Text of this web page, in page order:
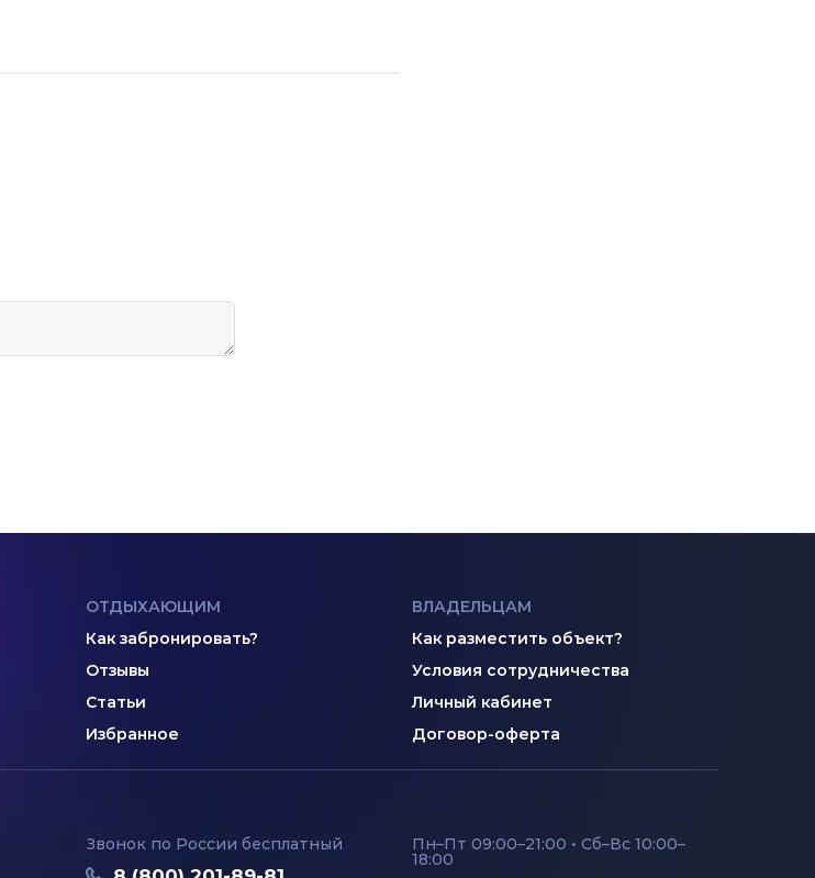
ОТДЫХАЮЩИМ
Как забронировать?
Отзывы
Статьи
Избранное
ВЛАДЕЛЬЦАМ
Как разместить объект?
Условия сотрудничества
Личный кабинет
Договор-оферта
Звонок по России бесплатный Пн–Пт 09:00–21:00 • Сб–Вс 10:00–
18:00